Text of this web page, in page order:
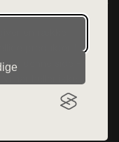
en række
produkter fra
fra denne side - vi